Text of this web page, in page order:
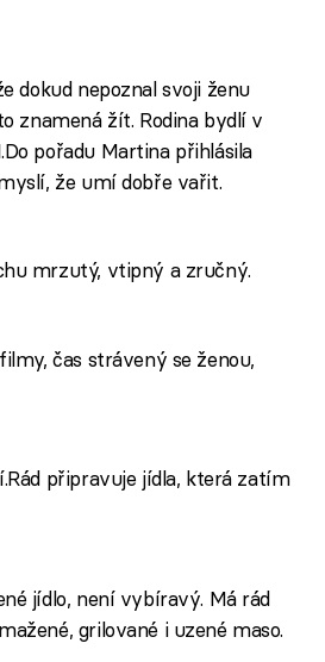
dokud nepoznal svoji ženu
znamená žít. Rodina bydlí v
pořadu Martina přihlásila
že umí dobře vařit.
mrzutý, vtipný a zručný.
čas strávený se ženou,
připravuje jídla, která zatím
jídlo, není vybíravý. Má rád
grilované i uzené maso.